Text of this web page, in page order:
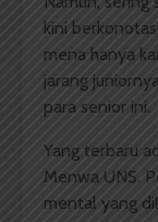
kini
mena hanya
jarang
para senior ini.
Yang terbaru
Menwa UNS.
mental yang